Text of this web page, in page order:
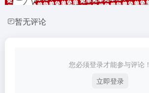
暂无评论
您必须登录才能参与评论！
立即登录